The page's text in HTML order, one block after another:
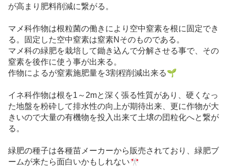
が高まり肥料削減に繋がる。
マメ科作物は根粒菌の働きにより空中窒素を根に固定でき
る。固定した空中窒素は窒素Nそのものである。
マメ科の緑肥を栽培して鋤き込んで分解させる事で、その
窒素を後作に使う事が出来る。
作物によるが窒素施肥量を3割程削減出来る🌱
イネ科作物は根を1～2mと深く張る性質があり、硬くなっ
た地盤を粉砕して排水性の向上が期待出来、更に作物が大
きいので大量の有機物を投入出来て土壌の団粒化へと繋が
る。
緑肥の種子は各種苗メーカーから販売されており、緑肥ブ
ームが来たら面白いかもしれない🎌